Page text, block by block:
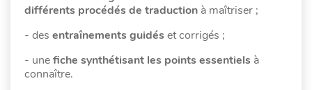
différents procédés de traduction à maîtriser ;
- des entraînements guidés et corrigés ;
- unefiche synthétisant les points essentiels à
connaître.